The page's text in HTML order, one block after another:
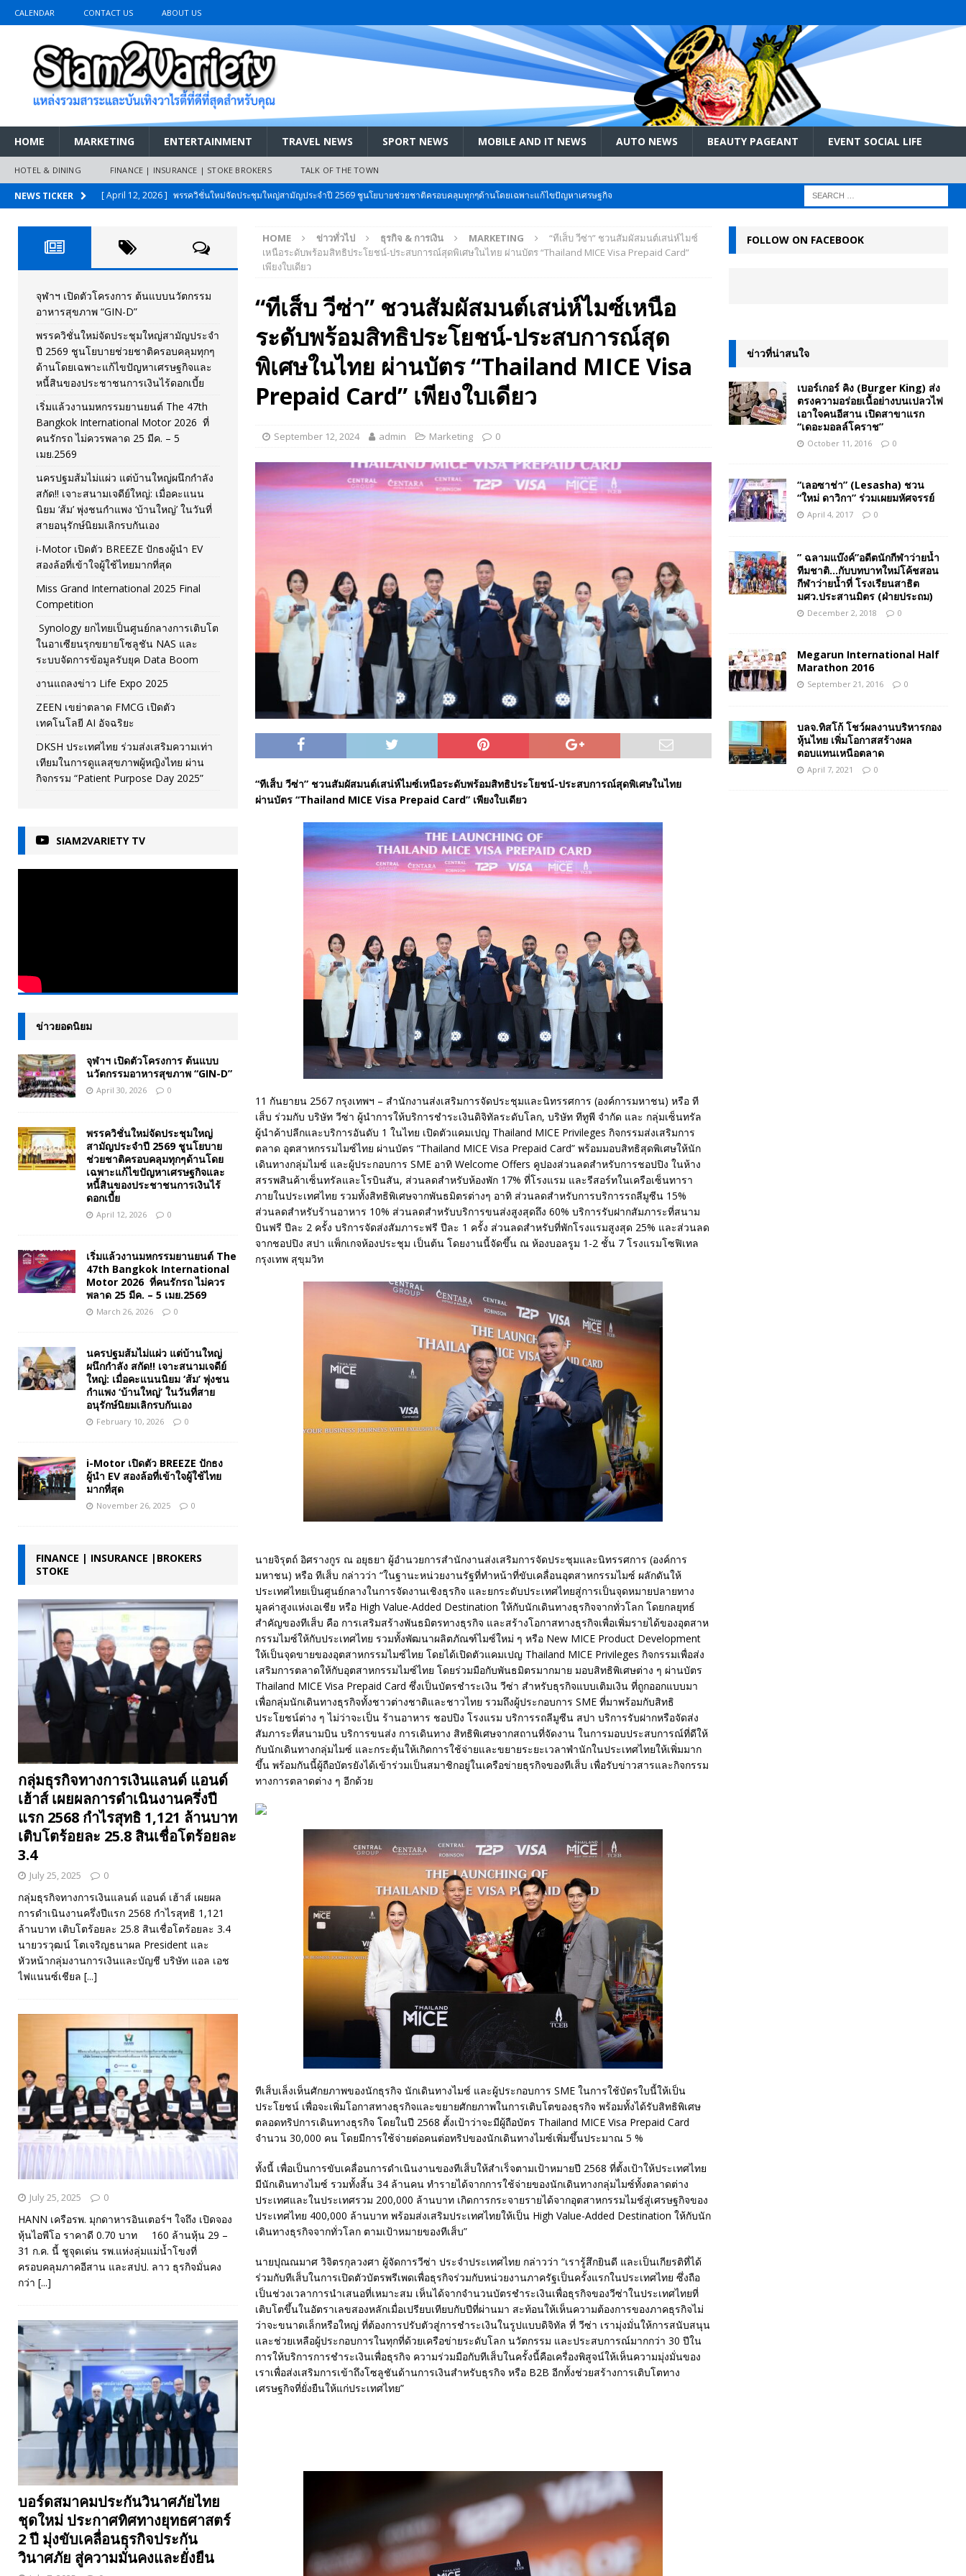
CALENDAR CONTACT US ABOUT US
HOME MARKETING ENTERTAINMENT TRAVEL NEWS SPORT NEWS MOBILE AND IT NEWS AUTO NEWS BEAUTY PAGEANT EVENT SOCIAL LIFE
HOTEL & DINING FINANCE | INSURANCE | STOKE BROKERS TALK OF THE TOWN
NEWS TICKER [ April 12, 2026 ] พรรควิชั่นใหม่จัดประชุมใหญ่สามัญประจำปี 2569 ชูนโยบายช่วยชาติครอบคลุมทุกๆด้านโดยเฉพาะแก้ไขปัญหาเศรษฐกิจ
[ March 26, 2026 ]
เริ่มแล้วงานมหกรรมยานยนต์ The 47th Bangkok International Motor 2026 ที่คนรักรถ ไม่ควรพลาด 25 มีค. – 5
เมย.2569
AUTO NEWS
[ February 10, 2026 ] นครปฐมส้มไม่แผ่ว แต่บ้านใหญ่ผนึกกำลัง สกัด!! เจาะสนามเจดีย์ใหญ่: เมื่อคะแนนนิยม ‘ส้ม’ พุ่งชนกำแพง ‘บ้านใหญ่’ ใน
วันที่สายอนุรักษ์นิยมเลิกรบกันเอง
PR NEWS
[ November 26, 2025 ] i-Motor เปิดตัว BREEZE ปักธงผู้นำ EV สองล้อที่เข้าใจผู้ใช้ไทยมากที่สุด
AUTO NEWS
[ April 30, 2026 ] จุฬาฯ เปิดตัวโครงการ ต้นแบบนวัตกรรมอาหารสุขภาพ “GIN-D” EVENT SOCIAL LIFE
HOME ข่าวทั่วไป ธุรกิจ & การเงิน MARKETING
“ทีเส็บ วีซ่า” ชวนสัมผัสมนต์เสน่ห์ไมซ์
เหนือระดับพร้อมสิทธิประโยชน์-ประสบการณ์สุดพิเศษในไทย ผ่านบัตร “Thailand MICE Visa Prepaid Card”
เพียงใบเดียว
“ทีเส็บ วีซ่า” ชวนสัมผัสมนต์เสน่ห์ไมซ์เหนือ
ระดับพร้อมสิทธิประโยชน์-ประสบการณ์สุด
พิเศษในไทย ผ่านบัตร “Thailand MICE Visa
Prepaid Card” เพียงใบเดียว
September 12, 2024 admin Marketing 0
“ทีเส็บ วีซ่า” ชวนสัมผัสมนต์เสน่ห์ไมซ์เหนือระดับพร้อมสิทธิประโยชน์-ประสบการณ์สุดพิเศษในไทย
ผ่านบัตร “Thailand MICE Visa Prepaid Card” เพียงใบเดียว
11 กันยายน 2567 กรุงเทพฯ – สำนักงานส่งเสริมการจัดประชุมและนิทรรศการ (องค์การมหาชน) หรือ ที
เส็บ ร่วมกับ บริษัท วีซ่า ผู้นำการให้บริการชำระเงินดิจิทัลระดับโลก, บริษัท ทีทูพี จํากัด และ กลุ่มเซ็นทรัล
ผู้นำค้าปลีกและบริการอันดับ 1 ในไทย เปิดตัวแคมเปญ Thailand MICE Privileges กิจกรรมส่งเสริมการ
ตลาด อุตสาหกรรมไมซ์ไทย ผ่านบัตร “Thailand MICE Visa Prepaid Card” พร้อมมอบสิทธิสุดพิเศษให้นัก
เดินทางกลุ่มไมซ์ และผู้ประกอบการ SME อาทิ Welcome Offers คูปองส่วนลดสำหรับการชอปปิง ในห้าง
สรรพสินค้าเซ็นทรัลและโรบินสัน, ส่วนลดสำหรับห้องพัก 17% ที่โรงแรม และรีสอร์ทในเครือเซ็นทารา
ภายในประเทศไทย รวมทั้งสิทธิพิเศษจากพันธมิตรต่างๆ อาทิ ส่วนลดสำหรับการบริการรถลีมูซีน 15%
ส่วนลดสำหรับร้านอาหาร 10% ส่วนลดสำหรับบริการขนส่งสูงสุดถึง 60% บริการรับฝากสัมภาระที่สนาม
บินฟรี ปีละ 2 ครั้ง บริการจัดส่งสัมภาระฟรี ปีละ 1 ครั้ง ส่วนลดสำหรับที่พักโรงแรมสูงสุด 25% และส่วนลด
จากชอปปิง สปา แพ็กเกจห้องประชุม เป็นต้น โดยงานนี้จัดขึ้น ณ ห้องบอลรูม 1-2 ชั้น 7 โรงแรมโซฟิเทล
กรุงเทพ สุขุมวิท
นายจิรุตถ์ อิศรางกูร ณ อยุธยา ผู้อำนวยการสำนักงานส่งเสริมการจัดประชุมและนิทรรศการ (องค์การ
มหาชน) หรือ ทีเส็บ กล่าวว่า “ในฐานะหน่วยงานรัฐที่ทำหน้าที่ขับเคลื่อนอุตสาหกรรมไมซ์ ผลักดันให้
ประเทศไทยเป็นศูนย์กลางในการจัดงานเชิงธุรกิจ และยกระดับประเทศไทยสู่การเป็นจุดหมายปลายทาง
มูลค่าสูงแห่งเอเชีย หรือ High Value-Added Destination ให้กับนักเดินทางธุรกิจจากทั่วโลก โดยกลยุทธ์
สำคัญของทีเส็บ คือ การเสริมสร้างพันธมิตรทางธุรกิจ และสร้างโอกาสทางธุรกิจเพื่อเพิ่มรายได้ของอุตสาห
กรรมไมซ์ให้กับประเทศไทย รวมทั้งพัฒนาผลิตภัณฑ์ไมซ์ใหม่ ๆ หรือ New MICE Product Development
ให้เป็นจุดขายของอุตสาหกรรมไมซ์ไทย โดยได้เปิดตัวแคมเปญ Thailand MICE Privileges กิจกรรมเพื่อส่ง
เสริมการตลาดให้กับอุตสาหกรรมไมซ์ไทย โดยร่วมมือกับพันธมิตรมากมาย มอบสิทธิพิเศษต่าง ๆ ผ่านบัตร
Thailand MICE Visa Prepaid Card ซึ่งเป็นบัตรชำระเงิน วีซ่า สำหรับธุรกิจแบบเติมเงิน ที่ถูกออกแบบมา
เพื่อกลุ่มนักเดินทางธุรกิจทั้งชาวต่างชาติและชาวไทย รวมถึงผู้ประกอบการ SME ที่มาพร้อมกับสิทธิ
ประโยชน์ต่าง ๆ ไม่ว่าจะเป็น ร้านอาหาร ชอปปิง โรงแรม บริการรถลีมูซีน สปา บริการรับฝากหรือจัดส่ง
สัมภาระที่สนามบิน บริการขนส่ง การเดินทาง สิทธิพิเศษจากสถานที่จัดงาน ในการมอบประสบการณ์ที่ดีให้
กับนักเดินทางกลุ่มไมซ์ และกระตุ้นให้เกิดการใช้จ่ายและขยายระยะเวลาพำนักในประเทศไทยให้เพิ่มมาก
ขึ้น พร้อมกันนี้ผู้ถือบัตรยังได้เข้าร่วมเป็นสมาชิกอยู่ในเครือข่ายธุรกิจของทีเส็บ เพื่อรับข่าวสารและกิจกรรม
ทางการตลาดต่าง ๆ อีกด้วย
ทีเส็บเล็งเห็นศักยภาพของนักธุรกิจ นักเดินทางไมซ์ และผู้ประกอบการ SME ในการใช้บัตรใบนี้ให้เป็น
ประโยชน์ เพื่อจะเพิ่มโอกาสทางธุรกิจและขยายศักยภาพในการเติบโตของธุรกิจ พร้อมทั้งได้รับสิทธิพิเศษ
ตลอดทริปการเดินทางธุรกิจ โดยในปี 2568 ตั้งเป้าว่าจะมีผู้ถือบัตร Thailand MICE Visa Prepaid Card
จำนวน 30,000 คน โดยมีการใช้จ่ายต่อคนต่อทริปของนักเดินทางไมซ์เพิ่มขึ้นประมาณ 5 %
ทั้งนี้ เพื่อเป็นการขับเคลื่อนการดำเนินงานของทีเส็บให้สำเร็จตามเป้าหมายปี 2568 ที่ตั้งเป้าให้ประเทศไทย
มีนักเดินทางไมซ์ รวมทั้งสิ้น 34 ล้านคน ทำรายได้จากการใช้จ่ายของนักเดินทางกลุ่มไมซ์ทั้งตลาดต่าง
ประเทศและในประเทศรวม 200,000 ล้านบาท เกิดการกระจายรายได้จากอุตสาหกรรมไมช์สู่เศรษฐกิจของ
ประเทศไทย 400,000 ล้านบาท พร้อมส่งเสริมประเทศไทยให้เป็น High Value-Added Destination ให้กับนัก
เดินทางธุรกิจจากทั่วโลก ตามเป้าหมายของทีเส็บ”
นายปุณณมาศ วิจิตรกุลวงศา ผู้จัดการวีซ่า ประจำประเทศไทย กล่าวว่า “เรารู้สึกยินดี และเป็นเกียรติที่ได้
ร่วมกับทีเส็บในการเปิดตัวบัตรพรีเพดเพื่อธุรกิจร่วมกับหน่วยงานภาครัฐเป็นครั้งแรกในประเทศไทย ซึ่งถือ
เป็นช่วงเวลาการนำเสนอที่เหมาะสม เห็นได้จากจำนวนบัตรชำระเงินเพื่อธุรกิจของวีซ่าในประเทศไทยที่
เติบโตขึ้นในอัตราเลขสองหลักเมื่อเปรียบเทียบกับปีที่ผ่านมา สะท้อนให้เห็นความต้องการของภาคธุรกิจไม่
ว่าจะขนาดเล็กหรือใหญ่ ที่ต้องการปรับตัวสู่การชำระเงินในรูปแบบดิจิทัล ที่ วีซ่า เรามุ่งมั่นให้การสนับสนุน
และช่วยเหลือผู้ประกอบการในทุกที่ด้วยเครือข่ายระดับโลก นวัตกรรม และประสบการณ์มากกว่า 30 ปีใน
การให้บริการการชำระเงินเพื่อธุรกิจ ความร่วมมือกับทีเส็บในครั้งนี้คือเครื่องพิสูจน์ให้เห็นความมุ่งมั่นของ
เราเพื่อส่งเสริมการเข้าถึงโซลูชันด้านการเงินสำหรับธุรกิจ หรือ B2B อีกทั้งช่วยสร้างการเติบโตทาง
เศรษฐกิจที่ยั่งยืนให้แก่ประเทศไทย”
จุฬาฯ เปิดตัวโครงการ ต้นแบบนวัตกรรม
อาหารสุขภาพ “GIN-D”
พรรควิชั่นใหม่จัดประชุมใหญ่สามัญประจำ
ปี 2569 ชูนโยบายช่วยชาติครอบคลุมทุกๆ
ด้านโดยเฉพาะแก้ไขปัญหาเศรษฐกิจและ
หนี้สินของประชาชนการเงินไร้ดอกเบี้ย
เริ่มแล้วงานมหกรรมยานยนต์ The 47th
Bangkok International Motor 2026 ที่
คนรักรถ ไม่ควรพลาด 25 มีค. – 5
เมย.2569
นครปฐมส้มไม่แผ่ว แต่บ้านใหญ่ผนึกกำลัง
สกัด!! เจาะสนามเจดีย์ใหญ่: เมื่อคะแนน
นิยม ‘ส้ม’ พุ่งชนกำแพง ‘บ้านใหญ่’ ในวันที่
สายอนุรักษ์นิยมเลิกรบกันเอง
i-Motor เปิดตัว BREEZE ปักธงผู้นำ EV
สองล้อที่เข้าใจผู้ใช้ไทยมากที่สุด
Miss Grand International 2025 Final
Competition
Synology ยกไทยเป็นศูนย์กลางการเติบโต
ในอาเซียนรุกขยายโซลูชัน NAS และ
ระบบจัดการข้อมูลรับยุค Data Boom
งานแถลงข่าว Life Expo 2025
ZEEN เขย่าตลาด FMCG เปิดตัว
เทคโนโลยี AI อัจฉริยะ
DKSH ประเทศไทย ร่วมส่งเสริมความเท่า
เทียมในการดูแลสุขภาพผู้หญิงไทย ผ่าน
กิจกรรม “Patient Purpose Day 2025”
SIAM2VARIETY TV
ข่าวยอดนิยม
จุฬาฯ เปิดตัวโครงการ ต้นแบบ
นวัตกรรมอาหารสุขภาพ “GIN-D”
April 30, 2026 0
พรรควิชั่นใหม่จัดประชุมใหญ่
สามัญประจำปี 2569 ชูนโยบาย
ช่วยชาติครอบคลุมทุกๆด้านโดย
เฉพาะแก้ไขปัญหาเศรษฐกิจและ
หนี้สินของประชาชนการเงินไร้
ดอกเบี้ย
April 12, 2026 0
เริ่มแล้วงานมหกรรมยานยนต์ The
47th Bangkok International
Motor 2026 ที่คนรักรถ ไม่ควร
พลาด 25 มีค. – 5 เมย.2569
March 26, 2026 0
นครปฐมส้มไม่แผ่ว แต่บ้านใหญ่
ผนึกกำลัง สกัด!! เจาะสนามเจดีย์
ใหญ่: เมื่อคะแนนนิยม ‘ส้ม’ พุ่งชน
กำแพง ‘บ้านใหญ่’ ในวันที่สาย
อนุรักษ์นิยมเลิกรบกันเอง
February 10, 2026 0
i-Motor เปิดตัว BREEZE ปักธง
ผู้นำ EV สองล้อที่เข้าใจผู้ใช้ไทย
มากที่สุด
November 26, 2025 0
FINANCE | INSURANCE |BROKERS
STOKE
กลุ่มธุรกิจทางการเงินแลนด์ แอนด์
เฮ้าส์ เผยผลการดำเนินงานครึ่งปี
แรก 2568 กำไรสุทธิ 1,121 ล้านบาท
เติบโตร้อยละ 25.8 สินเชื่อโตร้อยละ
3.4
July 25, 2025 0
กลุ่มธุรกิจทางการเงินแลนด์ แอนด์ เฮ้าส์ เผยผล
การดำเนินงานครึ่งปีแรก 2568 กำไรสุทธิ 1,121
ล้านบาท เติบโตร้อยละ 25.8 สินเชื่อโตร้อยละ 3.4
นายวรวุฒน์ โตเจริญธนาผล President และ
หัวหน้ากลุ่มงานการเงินและบัญชี บริษัท แอล เอช
ไฟแนนซ์เชียล [...]
July 25, 2025 0
HANN เครือรพ. มุกดาหารอินเตอร์ฯ ใจถึง เปิดจอง
หุ้นไอพีโอ ราคาดี 0.70 บาท 160 ล้านหุ้น 29 –
31 ก.ค. นี้ ชูจุดเด่น รพ.แห่งลุ่มแม่น้ำโขงที่
ครอบคลุมภาคอีสาน และสปป. ลาว ธุรกิจมั่นคง
กว่า [...]
บอร์ดสมาคมประกันวินาศภัยไทย
ชุดใหม่ ประกาศทิศทางยุทธศาสตร์
2 ปี มุ่งขับเคลื่อนธุรกิจประกัน
วินาศภัย สู่ความมั่นคงและยั่งยืน
FOLLOW ON FACEBOOK
ข่าวที่น่าสนใจ
เบอร์เกอร์ คิง (Burger King) ส่ง
ตรงความอร่อยเนื้อย่างบนเปลวไฟ
เอาใจคนอีสาน เปิดสาขาแรก
“เดอะมอลล์โคราช”
October 11, 2016 0
“เลอซาช่า” (Lesasha) ชวน
“ใหม่ ดาวิกา” ร่วมเผยมหัศจรรย์
April 4, 2017 0
” ฉลามแบ๊งค์”อดีตนักกีฬาว่ายน้ำ
ทีมชาติ…กับบทบาทใหม่โค้ชสอน
กีฬาว่ายน้ำที่ โรงเรียนสาธิต
มศว.ประสานมิตร (ฝ่ายประถม)
December 2, 2018 0
Megarun International Half
Marathon 2016
September 21, 2016 0
บลจ.ทิสโก้ โชว์ผลงานบริหารกอง
หุ้นไทย เพิ่มโอกาสสร้างผล
ตอบแทนเหนือตลาด
April 7, 2021 0